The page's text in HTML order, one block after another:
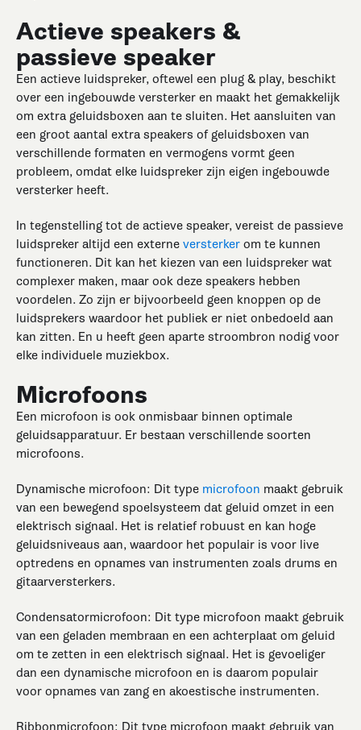
Actieve speakers &
passieve speaker
Een actieve luidspreker, oftewel een plug & play, beschikt
over een ingebouwde versterker en maakt het gemakkelijk
om extra geluidsboxen aan te sluiten. Het aansluiten van
een groot aantal extra speakers of geluidsboxen van
verschillende formaten en vermogens vormt geen
probleem, omdat elke luidspreker zijn eigen ingebouwde
versterker heeft.
In tegenstelling tot de actieve speaker, vereist de passieve
luidspreker altijd een externe versterker om te kunnen
functioneren. Dit kan het kiezen van een luidspreker wat
complexer maken, maar ook deze speakers hebben
voordelen. Zo zijn er bijvoorbeeld geen knoppen op de
luidsprekers waardoor het publiek er niet onbedoeld aan
kan zitten. En u heeft geen aparte stroombron nodig voor
elke individuele muziekbox.
Microfoons
Een microfoon is ook onmisbaar binnen optimale
geluidsapparatuur. Er bestaan verschillende soorten
microfoons.
Dynamische microfoon: Dit type microfoon maakt gebruik
van een bewegend spoelsysteem dat geluid omzet in een
elektrisch signaal. Het is relatief robuust en kan hoge
geluidsniveaus aan, waardoor het populair is voor live
optredens en opnames van instrumenten zoals drums en
gitaarversterkers.
Condensatormicrofoon: Dit type microfoon maakt gebruik
van een geladen membraan en een achterplaat om geluid
om te zetten in een elektrisch signaal. Het is gevoeliger
dan een dynamische microfoon en is daarom populair
voor opnames van zang en akoestische instrumenten.
Ribbonmicrofoon: Dit type microfoon maakt gebruik van